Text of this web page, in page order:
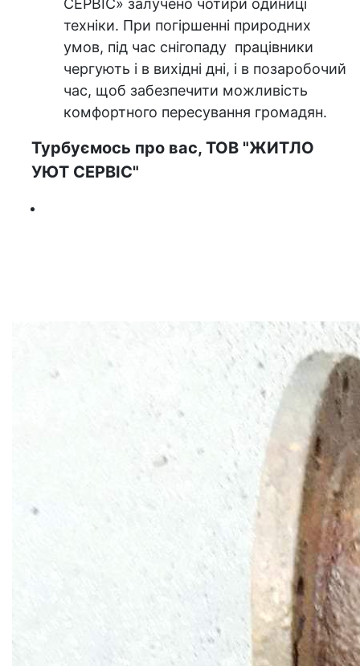
СЕРВІС» залучено чотири одиниці
техніки. При погіршенні природних
умов, під час снігопаду працівники
чергують і в вихідні дні, і в позаробочий
час, щоб забезпечити можливість
комфортного пересування громадян.
Турбуємось про вас, ТОВ "ЖИТЛО
УЮТ СЕРВІС"